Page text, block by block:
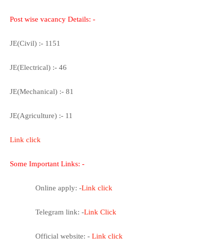
Post wise vacancy Details: -
JE(Civil) :- 1151
JE(Electrical) :- 46
JE(Mechanical) :- 81
JE(Agriculture) :- 11
Link click
Some Important Links: -
Online apply: -Link click
Telegram link: -Link Click
Official website: - Link click